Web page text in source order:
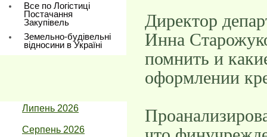
Все по Логістиці
Постачання
Закупівель
Земельно-будівельні
відносини в Україні
Липень 2026
Серпень 2026
Директор
Инна
помнить и
оформлении